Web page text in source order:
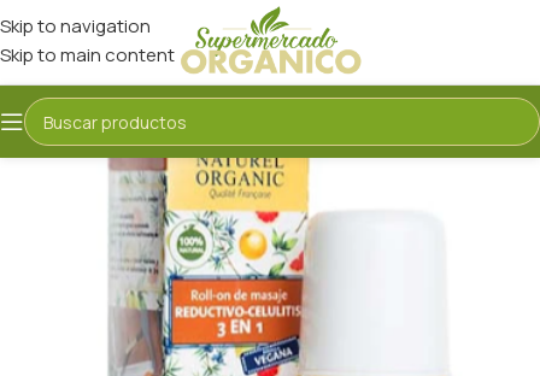
Skip to navigation
Skip to main content